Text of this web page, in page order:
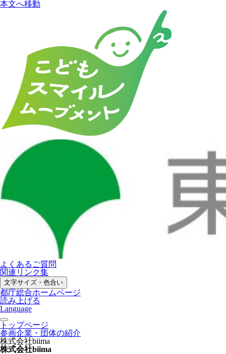
本文へ移動
よくあるご質問
関連リンク集
文字サイズ・色合い
都庁総合ホームページ
読み上げる
Language
トップページ
参画企業・団体の紹介
株式会社biima
株式会社biima